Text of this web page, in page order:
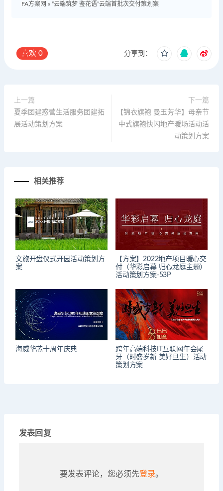
FA方案网 » “云端筑梦 鉴花语”云端首批次交付策划案
喜欢 0 分享到：
上一篇
夏季团建惑营生活服务团建拓
展活动策划方案
下一篇
【锦衣旗袍 曼玉芳华】母亲节
中式旗袍快闪地产暖场活动活
动策划方案
相关推荐
文旅开盘仪式开园活动策划方
案
【方案】2022地产项目暖心交
付（华彩启幕 归心龙庭主题）
活动策划方案-53P
海威华芯十周年庆典
跨年高端科技IT互联网年会尾
牙（时盛岁新 美好旦生）活动
策划方案
发表回复
要发表评论，您必须先登录。